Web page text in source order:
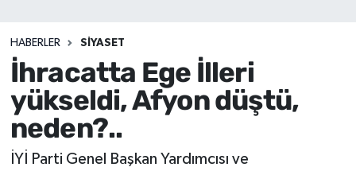
HABERLER SIYASET
İhracatta Ege İlleri
yükseldi, Afyon düştü,
neden?..
İYİ Parti Genel Başkan Yardımcısı ve
Sağlık
Eğitim